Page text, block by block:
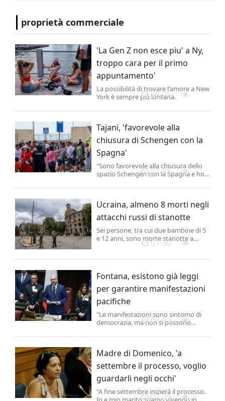
proprietà commerciale
'La Gen Z non esce piu' a Ny,
troppo cara per il primo
appuntamento'
La possibilità di trovare l'amore a New
York è sempre più lontana.
08-05
Tajani, 'favorevole alla
chiusura di Schengen con la
Spagna'
"Sono favorevole alla chiusura dello
spazio Schengen con la Spagna e ho
Piantedosi. L'immigrazione irregolare
pericolo per la sicurezza nazionale.
07-31
Ucraina, almeno 8 morti negli
attacchi russi di stanotte
Sei persone, tra cui due bambine di 5
e 12 anni, sono morte stanotte a
causa di un attacco missilistico russo
Altre due vittime sono state registrate
a Kiev e a Poltava. Diversi i feriti. .
07-30
Fontana, esistono già leggi
per garantire manifestazioni
pacifiche
"Le manifestazioni sono sintomo di
democrazia, ma non si possono
dalla parte del torto e anche le buone
sfumano".
07-29
Madre di Domenico, 'a
settembre il processo, voglio
guardarli negli occhi'
"A fine settembre inizierà il processo.
07-29